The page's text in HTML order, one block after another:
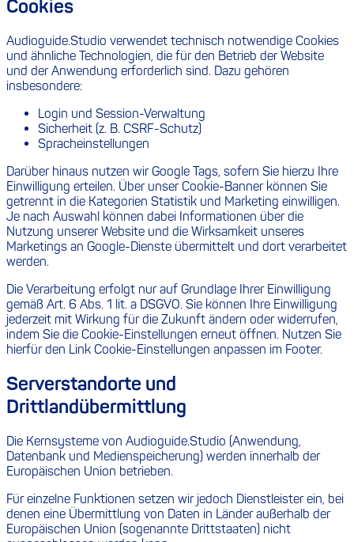
Cookies
Audioguide.Studio verwendet technisch notwendige Cookies
und ähnliche Technologien, die für den Betrieb der Website
und der Anwendung erforderlich sind. Dazu gehören
insbesondere:
Login und Session-Verwaltung
Sicherheit (z. B. CSRF-Schutz)
Spracheinstellungen
Darüber hinaus nutzen wir Google Tags, sofern Sie hierzu Ihre
Einwilligung erteilen. Über unser Cookie-Banner können Sie
getrennt in die Kategorien Statistik und Marketing einwilligen.
Je nach Auswahl können dabei Informationen über die
Nutzung unserer Website und die Wirksamkeit unseres
Marketings an Google-Dienste übermittelt und dort verarbeitet
werden.
Die Verarbeitung erfolgt nur auf Grundlage Ihrer Einwilligung
gemäß Art. 6 Abs. 1 lit. a DSGVO. Sie können Ihre Einwilligung
jederzeit mit Wirkung für die Zukunft ändern oder widerrufen,
indem Sie die Cookie-Einstellungen erneut öffnen. Nutzen Sie
hierfür den Link Cookie-Einstellungen anpassen im Footer.
Serverstandorte und
Drittlandübermittlung
Die Kernsysteme von Audioguide.Studio (Anwendung,
Datenbank und Medienspeicherung) werden innerhalb der
Europäischen Union betrieben.
Für einzelne Funktionen setzen wir jedoch Dienstleister ein, bei
denen eine Übermittlung von Daten in Länder außerhalb der
Europäischen Union (sogenannte Drittstaaten) nicht